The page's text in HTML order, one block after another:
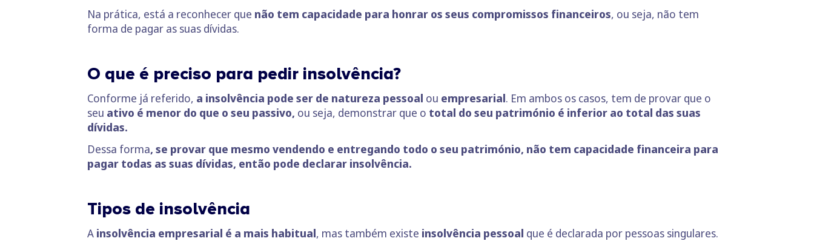
Na prática, está a reconhecer que não tem capacidade para honrar os seus compromissos financeiros, ou seja, não tem
forma de pagar as suas dívidas.
O que é preciso para pedir insolvência?
Conforme já referido, a insolvência pode ser de natureza pessoal ou empresarial. Em ambos os casos, tem de provar que o
seu ativo é menor do que o seu passivo, ou seja, demonstrar que o total do seu património é inferior ao total das suas
dívidas.
Dessa forma, se provar que mesmo vendendo e entregando todo o seu património, não tem capacidade financeira para
pagar todas as suas dívidas, então pode declarar insolvência.
Tipos de insolvência
A insolvência empresarial é a mais habitual, mas também existe insolvência pessoal que é declarada por pessoas singulares.